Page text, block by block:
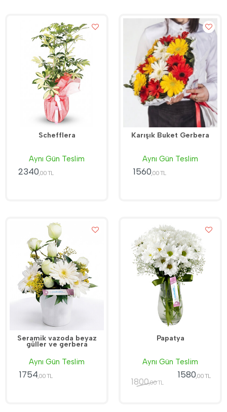
Schefflera
Aynı Gün Teslim
2340,00 TL
Karışık Buket Gerbera
Aynı Gün Teslim
1560,00 TL
Seramik vazoda beyaz
güller ve gerbera
Aynı Gün Teslim
1754,00 TL
Papatya
Aynı Gün Teslim
1800,00 TL
1580,00 TL